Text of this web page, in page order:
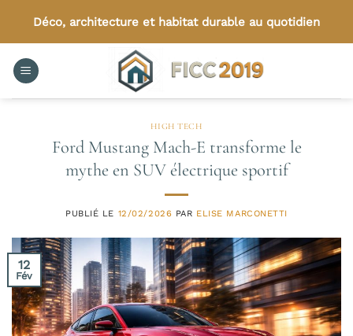
contenu
Déco, architecture et habitat durable au quotidien
HIGH TECH
Ford Mustang Mach-E transforme le
mythe en SUV électrique sportif
PUBLIÉ LE 12/02/2026 PAR ELISE MARCONETTI
12
Fév